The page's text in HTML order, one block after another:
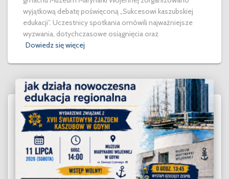
wyjątkową debatę poświęconą „Sukcesowi kaszubskiej
edukacji”. Uczestnicy spotkania omówili najważniejsze
wyzwania, dotychczasowe osiągnięcia oraz
Dowiedz się więcej